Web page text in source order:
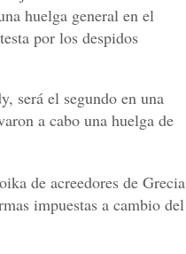
huelga general en el
por los despidos
será el segundo en una
a cabo una huelga de
de acreedores de Grecia
impuestas a cambio del